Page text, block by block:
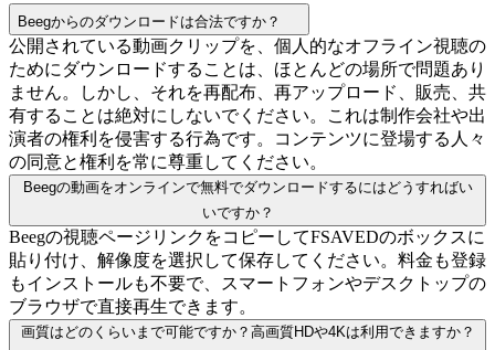
Beegからのダウンロードは合法ですか？
公開されている動画クリップを、個人的なオフライン視聴の
ためにダウンロードすることは、ほとんどの場所で問題あり
ません。しかし、それを再配布、再アップロード、販売、共
有することは絶対にしないでください。これは制作会社や出
演者の権利を侵害する行為です。コンテンツに登場する人々
の同意と権利を常に尊重してください。
Beegの動画をオンラインで無料でダウンロードするにはどうすればい
いですか？
Beegの視聴ページリンクをコピーしてFSAVEDのボックスに
貼り付け、解像度を選択して保存してください。料金も登録
もインストールも不要で、スマートフォンやデスクトップの
ブラウザで直接再生できます。
画質はどのくらいまで可能ですか？高画質HDや4Kは利用できますか？